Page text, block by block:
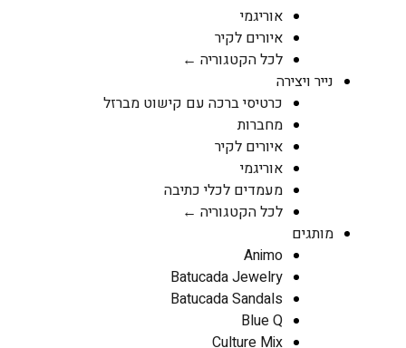
אוריגמי
איורים לקיר
לכל הקטגוריה ←
נייר ויצירה
כרטיסי ברכה עם קישוט מברזל
מחברות
איורים לקיר
אוריגמי
מעמדים לכלי כתיבה
לכל הקטגוריה ←
מותגים
Animo
Batucada Jewelry
Batucada Sandals
Blue Q
Culture Mix